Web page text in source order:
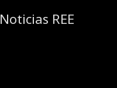
Noticias REE